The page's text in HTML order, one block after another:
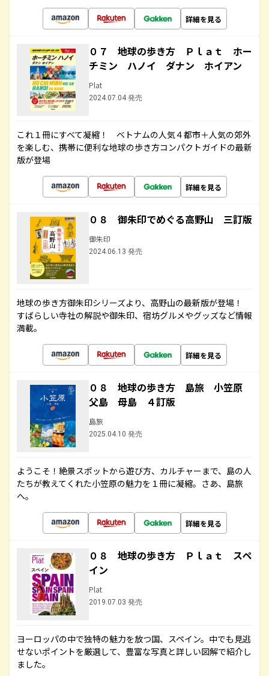
詳細を見る
０７ 地球の歩き方 Ｐｌａｔ ホー
チミン ハノイ ダナン ホイアン
Plat
2024.07.04 発売
これ１冊にすべて凝縮！ ベトナムの人気４都市＋人気の郊外
を楽しむ、携帯に便利な地球の歩き方コンパクトガイドの最新
版が登場
詳細を見る
０８ 御朱印でめぐる高野山 三訂版
御朱印
2024.06.13 発売
地球の歩き方御朱印シリーズより、高野山の最新版が登場！
すばらしい寺社の解説や御朱印、宿坊グルメやグッズなど情報
満載。
詳細を見る
０８ 地球の歩き方 島旅 小笠原
父島 母島 ４訂版
島旅
2025.04.10 発売
ようこそ！絶景スポットから遊び方、カルチャーまで、島の人
たちが教えてくれた小笠原の魅力を１冊に凝縮。さあ、島旅
へ。
詳細を見る
０８ 地球の歩き方 Ｐｌａｔ スペ
イン
Plat
2019.07.03 発売
ヨーロッパの中で独特の魅力を放つ国、スペイン。中でも見逃
せないポイントを厳選して、豊富な写真と詳しい図解で紹介し
ました。